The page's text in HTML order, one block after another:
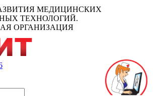
МЕДИЦИНСКИХ
ТЕХНОЛОГИЙ.
ОРГАНИЗАЦИЯ